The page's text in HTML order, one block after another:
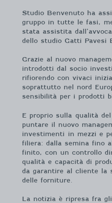
Studio Benvenuto ha
gruppo in tutte le fasi,
stata assistita
dello studio Gatti Pavesi
Grazie al nuovo
introdotti dal socio
rifiorendo con vivaci
soprattutto nel nord
sensibilità per i prodotti
E proprio sulla qualità
puntare il nuovo
investimenti in mezzi e
filiera: dalla semina fino
finito, con un controllo
qualità e capacità di
da garantire al cliente la
delle forniture.
La notizia è ripresa fra